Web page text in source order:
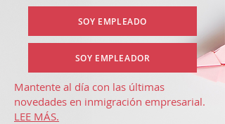
SOY EMPLEADO
SOY EMPLEADOR
Mantente al día con las últimas
novedades en inmigración empresarial.
LEE MÁS.